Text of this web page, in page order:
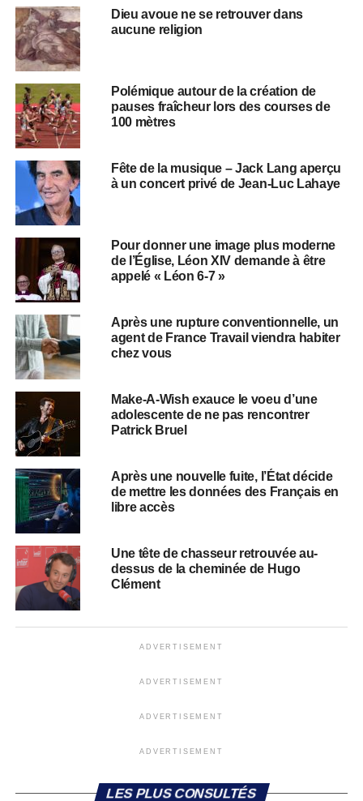
Dieu avoue ne se retrouver dans
aucune religion
Polémique autour de la création de
pauses fraîcheur lors des courses de
100 mètres
Fête de la musique – Jack Lang aperçu
à un concert privé de Jean-Luc Lahaye
Pour donner une image plus moderne
de l’Église, Léon XIV demande à être
appelé « Léon 6-7 »
Après une rupture conventionnelle, un
agent de France Travail viendra habiter
chez vous
Make-A-Wish exauce le voeu d’une
adolescente de ne pas rencontrer
Patrick Bruel
Après une nouvelle fuite, l’État décide
de mettre les données des Français en
libre accès
Une tête de chasseur retrouvée au-
dessus de la cheminée de Hugo
Clément
ADVERTISEMENT
ADVERTISEMENT
ADVERTISEMENT
ADVERTISEMENT
LES PLUS CONSULTÉS